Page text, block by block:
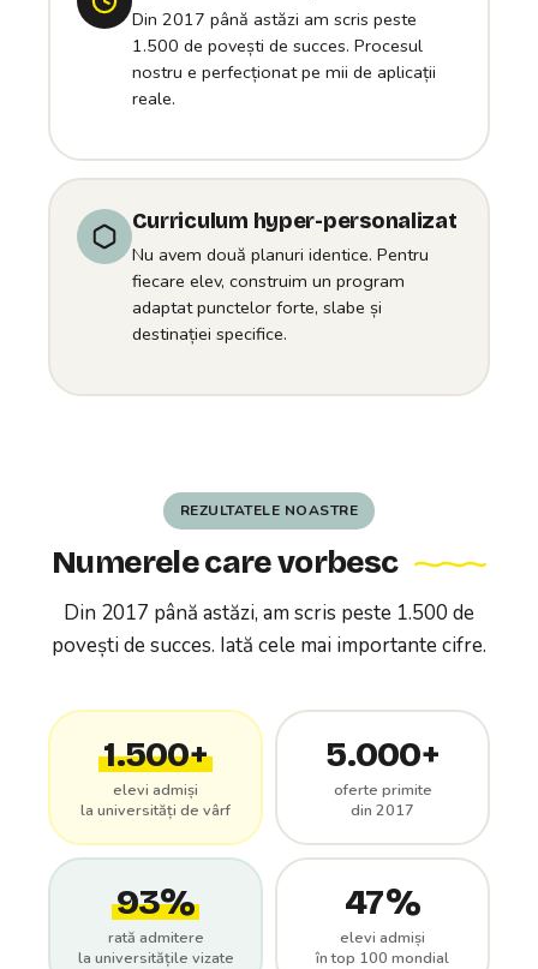
Din 2017 până astăzi am scris peste
1.500 de povești de succes. Procesul
nostru e perfecționat pe mii de aplicații
reale.
Curriculum hyper-personalizat
Nu avem două planuri identice. Pentru
fiecare elev, construim un program
adaptat punctelor forte, slabe și
destinației specifice.
REZULTATELE NOASTRE
Numerele care vorbesc
Din 2017 până astăzi, am scris peste 1.500 de
povești de succes. Iată cele mai importante cifre.
1.500+
elevi admiși
la universități de vârf
5.000+
oferte primite
din 2017
93%
rată admitere
la universitățile vizate
47%
elevi admiși
în top 100 mondial